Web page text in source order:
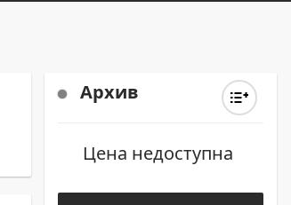
СИСТЕМ
Архив
Цена недоступна